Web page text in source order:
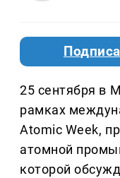
25 сентября в
рамках
Atomic Week,
атомной
которой